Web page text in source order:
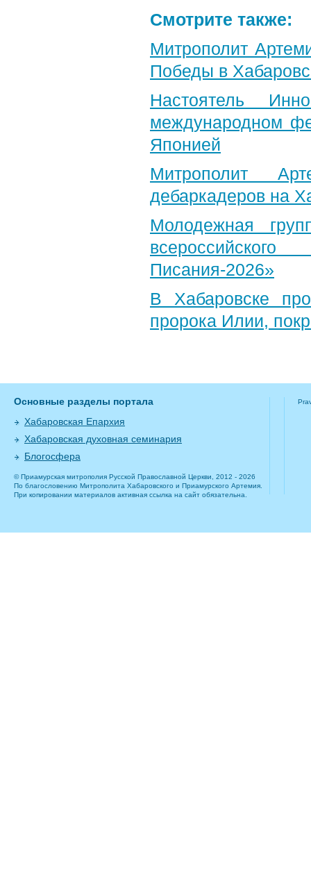
Смотрите также:
Митрополит
Победы в
Настоятель
международном
Японией
Митрополит
дебаркадеров на
Молодежная
Писания-2026»
В Хабаровске
пророка Илии,
Основные разделы портала
Хабаровская Епархия
Хабаровская духовная семинария
Блогосфера
© Приамурская митрополия Русской Православной Церкви, 2012 - 2026
По благословению Митрополита Хабаровского и Приамурского Артемия.
При копировании материалов активная ссылка на сайт обязательна.